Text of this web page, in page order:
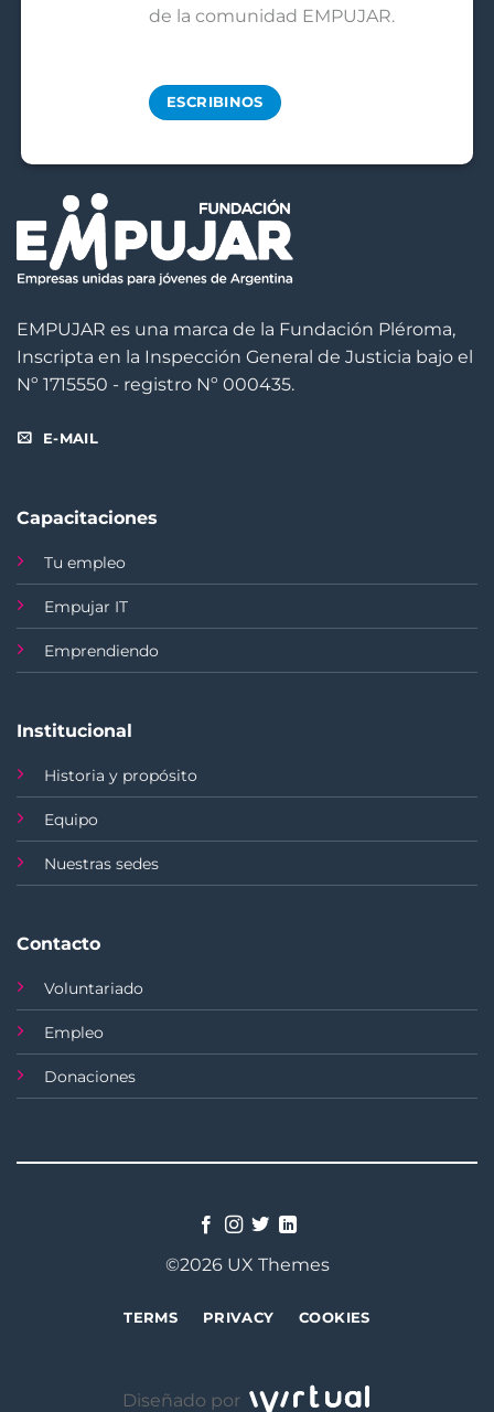
de la comunidad EMPUJAR.
ESCRIBINOS
EMPUJAR es una marca de la Fundación Pléroma,
Inscripta en la Inspección General de Justicia bajo el
Nº 1715550 - registro Nº 000435.
E-MAIL
Capacitaciones
Tu empleo
Empujar IT
Emprendiendo
Institucional
Historia y propósito
Equipo
Nuestras sedes
Contacto
Voluntariado
Empleo
Donaciones
©2026 UX Themes
TERMS PRIVACY COOKIES
Diseñado por